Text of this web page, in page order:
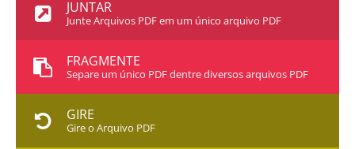
JUNTAR
Junte Arquivos PDF em um único arquivo PDF
FRAGMENTE
Separe um único PDF dentre diversos arquivos PDF
GIRE
Gire o Arquivo PDF